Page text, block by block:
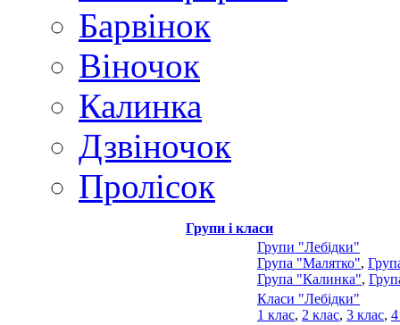
Барвінок
Віночок
Калинка
Дзвіночок
Пролісок
Групи і класи
Групи "Лебідки"
Група "Малятко",
Група "Калинка",
Класи "Лебідки"
1 клас, 2 клас, 3 клас,